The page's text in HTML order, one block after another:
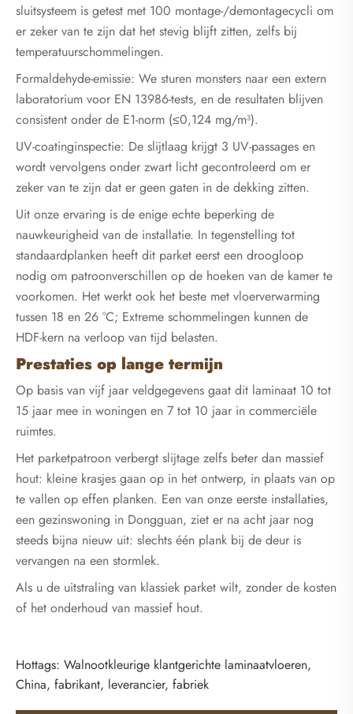
sluitsysteem is getest met 100 montage-/demontagecycli om
er zeker van te zijn dat het stevig blijft zitten, zelfs bij
temperatuurschommelingen.
Formaldehyde-emissie: We sturen monsters naar een extern
laboratorium voor EN 13986-tests, en de resultaten blijven
consistent onder de E1-norm (≤0,124 mg/m³).
UV-coatinginspectie: De slijtlaag krijgt 3 UV-passages en
wordt vervolgens onder zwart licht gecontroleerd om er
zeker van te zijn dat er geen gaten in de dekking zitten.
Uit onze ervaring is de enige echte beperking de
nauwkeurigheid van de installatie. In tegenstelling tot
standaardplanken heeft dit parket eerst een droogloop
nodig om patroonverschillen op de hoeken van de kamer te
voorkomen. Het werkt ook het beste met vloerverwarming
tussen 18 en 26 °C; Extreme schommelingen kunnen de
HDF-kern na verloop van tijd belasten.
Prestaties op lange termijn
Op basis van vijf jaar veldgegevens gaat dit laminaat 10 tot
15 jaar mee in woningen en 7 tot 10 jaar in commerciële
ruimtes.
Het parketpatroon verbergt slijtage zelfs beter dan massief
hout: kleine krasjes gaan op in het ontwerp, in plaats van op
te vallen op effen planken. Een van onze eerste installaties,
een gezinswoning in Dongguan, ziet er na acht jaar nog
steeds bijna nieuw uit: slechts één plank bij de deur is
vervangen na een stormlek.
Als u de uitstraling van klassiek parket wilt, zonder de kosten
of het onderhoud van massief hout.
Hottags: Walnootkleurige klantgerichte laminaatvloeren,
China, fabrikant, leverancier, fabriek